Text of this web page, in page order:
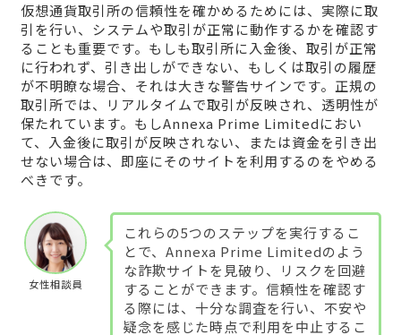
仮想通貨取引所の信頼性を確かめるためには、実際に取
引を行い、システムや取引が正常に動作するかを確認す
ることも重要です。もしも取引所に入金後、取引が正常
に行われず、引き出しができない、もしくは取引の履歴
が不明瞭な場合、それは大きな警告サインです。正規の
取引所では、リアルタイムで取引が反映され、透明性が
保たれています。もしAnnexa Prime Limitedにおい
て、入金後に取引が反映されない、または資金を引き出
せない場合は、即座にそのサイトを利用するのをやめる
べきです。
女性相談員
これらの5つのステップを実行するこ
とで、Annexa Prime Limitedのよう
な詐欺サイトを見破り、リスクを回避
することができます。信頼性を確認す
る際には、十分な調査を行い、不安や
疑念を感じた時点で利用を中止するこ